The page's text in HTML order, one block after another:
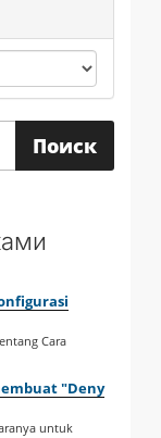
Cara
"Deny
untuk